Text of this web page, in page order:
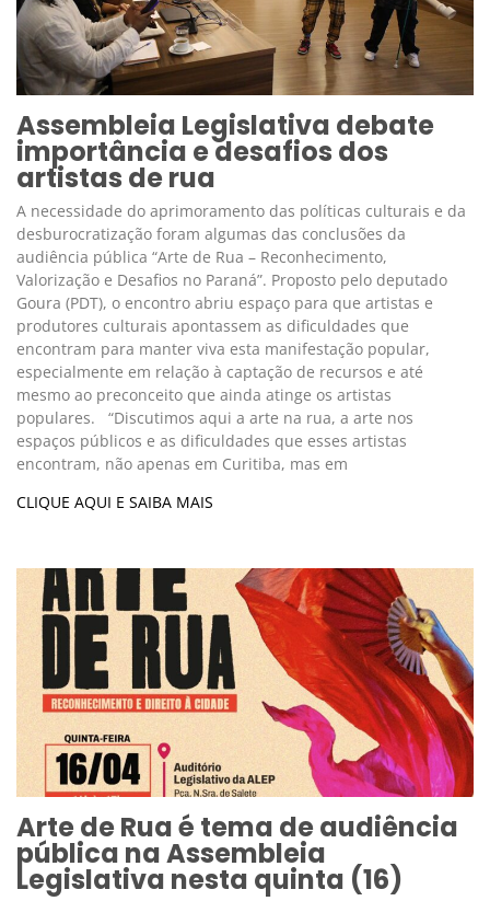
Assembleia Legislativa debate
importância e desafios dos
artistas de rua
A necessidade do aprimoramento das políticas culturais e da
desburocratização foram algumas das conclusões da
audiência pública “Arte de Rua – Reconhecimento,
Valorização e Desafios no Paraná”. Proposto pelo deputado
Goura (PDT), o encontro abriu espaço para que artistas e
produtores culturais apontassem as dificuldades que
encontram para manter viva esta manifestação popular,
especialmente em relação à captação de recursos e até
mesmo ao preconceito que ainda atinge os artistas
populares. “Discutimos aqui a arte na rua, a arte nos
espaços públicos e as dificuldades que esses artistas
encontram, não apenas em Curitiba, mas em
CLIQUE AQUI E SAIBA MAIS
Arte de Rua é tema de audiência
pública na Assembleia
Legislativa nesta quinta (16)